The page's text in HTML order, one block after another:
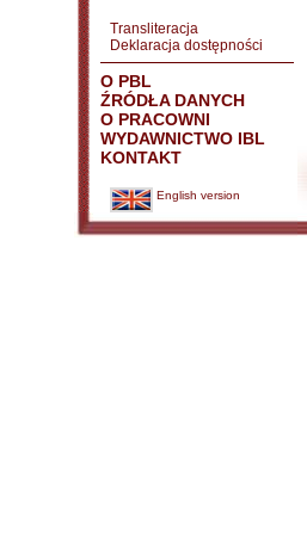
Transliteracja
Deklaracja dostępności
O PBL
ŹRÓDŁA DANYCH
O PRACOWNI
WYDAWNICTWO IBL
KONTAKT
English version